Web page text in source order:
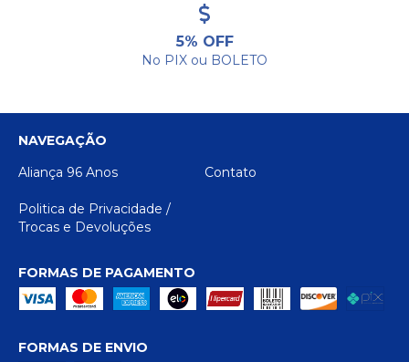
5% OFF
No PIX ou BOLETO
NAVEGAÇÃO
Aliança 96 Anos
Contato
Politica de Privacidade /
Trocas e Devoluções
FORMAS DE PAGAMENTO
FORMAS DE ENVIO